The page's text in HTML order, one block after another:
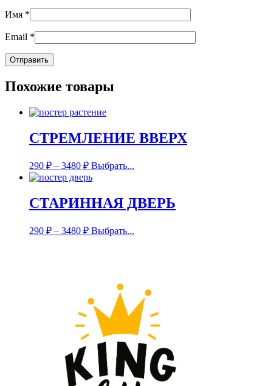
Имя *
Email *
Похожие товары
СТРЕМЛЕНИЕ ВВЕРХ
290 ₽ – 3480 ₽ Выбрать...
СТАРИННАЯ ДВЕРЬ
290 ₽ – 3480 ₽ Выбрать...